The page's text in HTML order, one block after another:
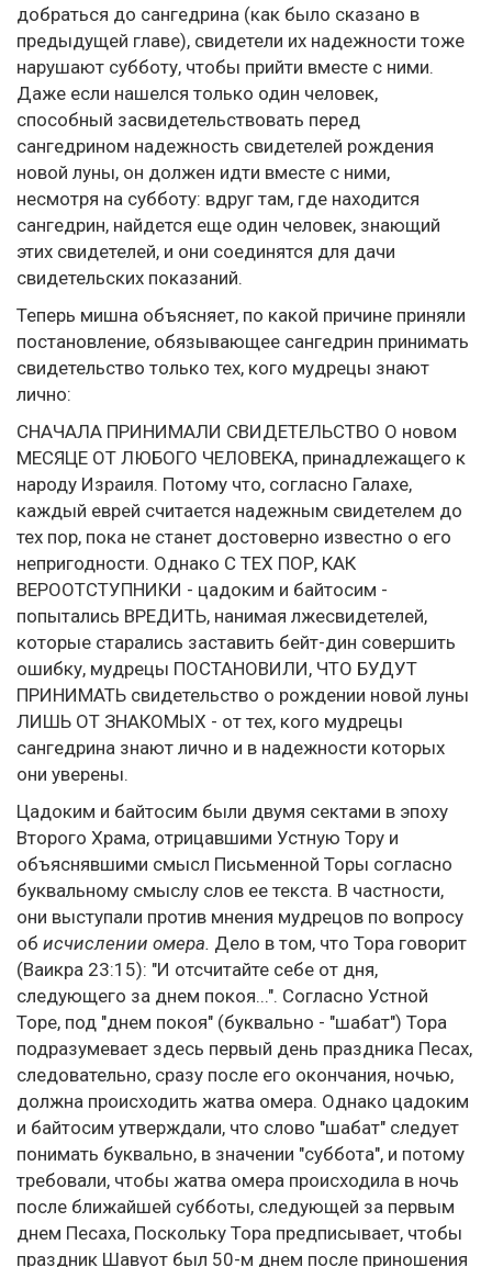
добраться до сангедрина (как было сказано в
предыдущей главе), свидетели их надежности тоже
нарушают субботу, чтобы прийти вместе с ними.
Даже если нашелся только один человек,
способный засвидетельствовать перед
сангедрином надежность свидетелей рождения
новой луны, он должен идти вместе с ними,
несмотря на субботу: вдруг там, где находится
сангедрин, найдется еще один человек, знающий
этих свидетелей, и они соединятся для дачи
свидетельских показаний.
Теперь мишна объясняет, по какой причине приняли
постановление, обязывающее сангедрин принимать
свидетельство только тех, кого мудрецы знают
лично:
СНАЧАЛА ПРИНИМАЛИ СВИДЕТЕЛЬСТВО О новом
МЕСЯЦЕ ОТ ЛЮБОГО ЧЕЛОВЕКА, принадлежащего к
народу Израиля. Потому что, согласно Галахе,
каждый еврей считается надежным свидетелем до
тех пор, пока не станет достоверно известно о его
непригодности. Однако С ТЕХ ПОР, КАК
ВЕРООТСТУПНИКИ - цадоким и байтосим -
попытались ВРЕДИТЬ, нанимая лжесвидетелей,
которые старались заставить бейт-дин совершить
ошибку, мудрецы ПОСТАНОВИЛИ, ЧТО БУДУТ
ПРИНИМАТЬ свидетельство о рождении новой луны
ЛИШЬ ОТ ЗНАКОМЫХ - от тех, кого мудрецы
сангедрина знают лично и в надежности которых
они уверены.
Цадоким и байтосим были двумя сектами в эпоху
Второго Храма, отрицавшими Устную Тору и
объяснявшими смысл Письменной Торы согласно
буквальному смыслу слов ее текста. В частности,
они выступали против мнения мудрецов по вопросу
об исчислении омера. Дело в том, что Тора говорит
(Ваикра 23:15): "И отсчитайте себе от дня,
следующего за днем покоя...". Согласно Устной
Торе, под "днем покоя" (буквально - "шабат") Тора
подразумевает здесь первый день праздника Песах,
следовательно, сразу после его окончания, ночью,
должна происходить жатва омера. Однако цадоким
и байтосим утверждали, что слово "шабат" следует
понимать буквально, в значении "суббота", и потому
требовали, чтобы жатва омера происходила в ночь
после ближайшей субботы, следующей за первым
днем Песаха, Поскольку Тора предписывает, чтобы
праздник Шавуот был 50-м днем после приношения